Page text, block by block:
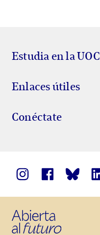
Estudia en la UOC
Enlaces útiles
Conéctate